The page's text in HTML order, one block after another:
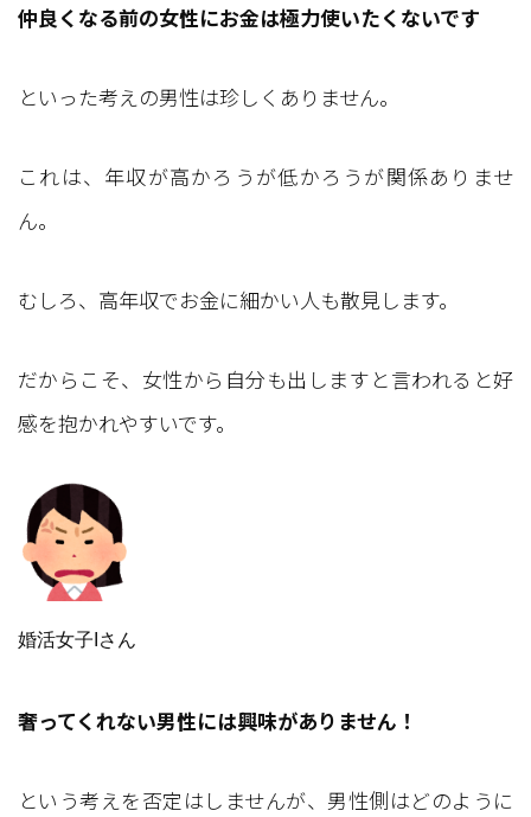
仲良くなる前の女性にお金は極力使いたくないです
といった考えの男性は珍しくありません。
これは、年収が高かろうが低かろうが関係ありませ
ん。
むしろ、高年収でお金に細かい人も散見します。
だからこそ、女性から自分も出しますと言われると好
感を抱かれやすいです。
婚活女子Iさん
奢ってくれない男性には興味がありません！
という考えを否定はしませんが、男性側はどのように